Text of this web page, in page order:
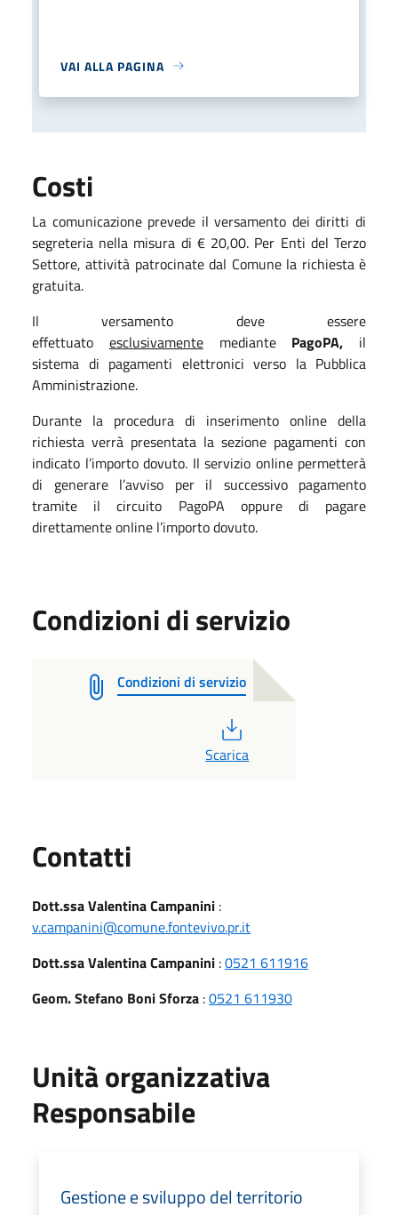
VAI ALLA PAGINA
Costi
La comunicazione prevede il versamento dei diritti di
segreteria nella misura di € 20,00. Per Enti del Terzo
Settore, attività patrocinate dal Comune la richiesta è
gratuita.
Il versamento deve essere
effettuato esclusivamentemediante PagoPA, il
sistema di pagamenti elettronici verso la Pubblica
Amministrazione.
Durante la procedura di inserimento online della
richiesta verrà presentata la sezione pagamenti con
indicato l’importo dovuto. Il servizio online permetterà
di generare l’avviso per il successivo pagamento
tramite il circuito PagoPA oppure di pagare
direttamente online l’importo dovuto.
Condizioni di servizio
Condizioni di servizio
Scarica
Contatti
Dott.ssa Valentina Campanini :
v.campanini@comune.fontevivo.pr.it
Dott.ssa Valentina Campanini :0521 611916
Geom. Stefano Boni Sforza :0521 611930
Unità organizzativa
Responsabile
Gestione e sviluppo del territorio